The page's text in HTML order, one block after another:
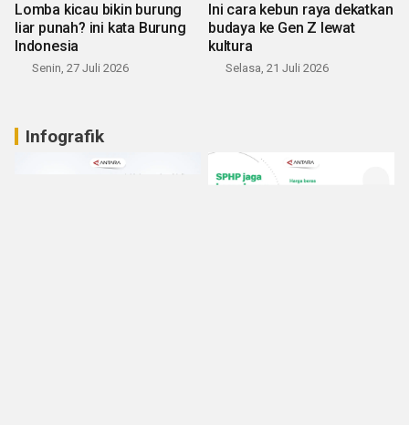
Lomba kicau bikin burung
liar punah? ini kata Burung
Indonesia
Senin, 27 Juli 2026
Ini cara kebun raya dekatkan
budaya ke Gen Z lewat
kultura
Selasa, 21 Juli 2026
Infografik